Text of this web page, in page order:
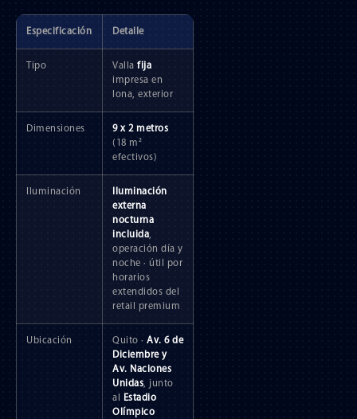
Especificación Detalle
Tipo Valla fija
impresa en
lona, exterior
Dimensiones
9 x 2 metros
(18 m²
efectivos)
Iluminación
Iluminación
externa
nocturna
incluida,
operación día y
noche · útil por
horarios
extendidos del
retail premium
Ubicación Quito · Av. 6 de
Diciembre y
Av. Naciones
Unidas, junto
al
Estadio
Olímpico